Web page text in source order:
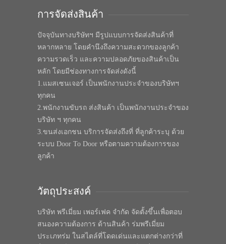
การจัดส่งสินค้า
ปัจจุบันทางบริษัทฯ มีรูปแบบการจัดส่งสินค้าที่
หลากหลาย โดยคำนึงถึงความสะดวกของลูกค้า
ความรวดเร็ว และความปลอดภัยของสินค้าเป็น
หลัก โดยมีช่องทางการจัดส่งดังนี้
1.แมสเซนเจอร์ เป็นพนักงานประจำของบริษัทฯ
ทุกคน
2.พนักงานขับรถ ส่งสินค้า เป็นพนักงานประจำของ
บริษัท ฯ ทุกคน
3.ขนส่งเอกชน บริการจัดส่งถึงที่ ที่ลูกค้าระบุ ด้วย
ระบบ Door To Door หรือตามความต้องการของ
ลูกค้า
วัตถุประสงค์
บริษัท พรีเมี่ยม เพอร์เฟค จำกัด จัดตั้งขึ้นเพื่อตอบ
สนองความต้องการ ด้านสินค้า ร่มพรีเมี่ยม
ประเภทร่ม ในสไตล์ที่โดดเด่นและแตกต่างกว่าที่